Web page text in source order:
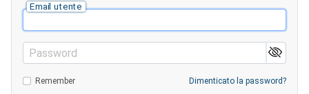
Email utente
Password
Remember Dimenticato la password?